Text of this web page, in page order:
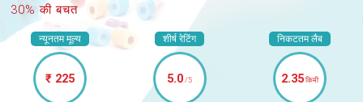
30% की बचत
न्यूनतम मूल्य
₹ 225
शीर्ष रेटिंग
5.0/5
निकटतम लैब
2.35किमी